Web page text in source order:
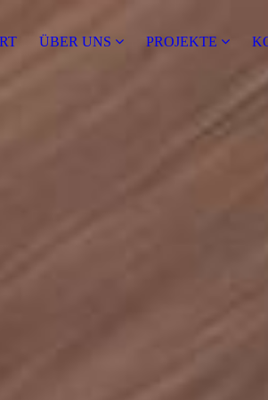
ÜBER UNS PRO­JEK­TE